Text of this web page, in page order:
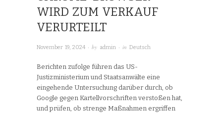
WIRD ZUM VERKAUF
VERURTEILT
November 19, 2024 · by admin · in Deutsch
Berichten zufolge führen das US-
Justizministerium und Staatsanwälte eine
eingehende Untersuchung darüber durch, ob
Google gegen Kartellvorschriften verstoßen hat,
und prüfen, ob strenge Maßnahmen ergriffen